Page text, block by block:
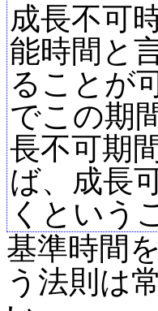
成長不可
能時間と
ることが
でこの期
長不可期
ば、成長
くという
基準時間
う法則は